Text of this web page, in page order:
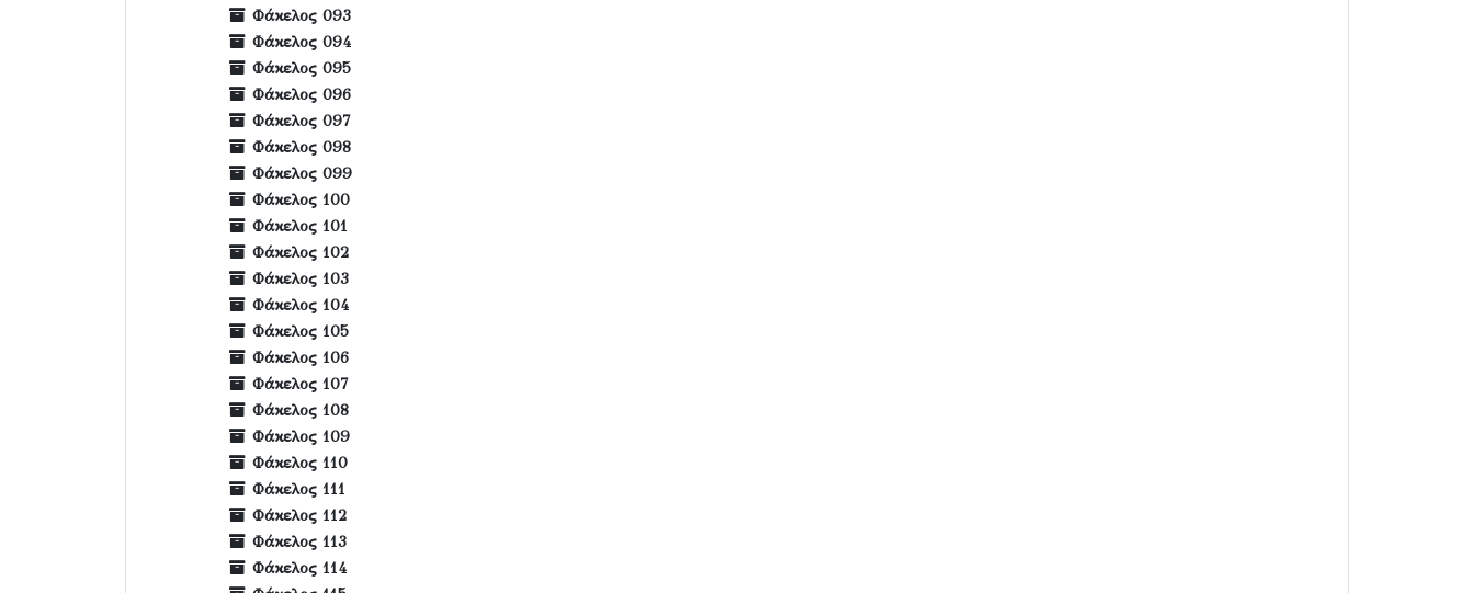
Φάκελος 093
Φάκελος 094
Φάκελος 095
Φάκελος 096
Φάκελος 097
Φάκελος 098
Φάκελος 099
Φάκελος 100
Φάκελος 101
Φάκελος 102
Φάκελος 103
Φάκελος 104
Φάκελος 105
Φάκελος 106
Φάκελος 107
Φάκελος 108
Φάκελος 109
Φάκελος 110
Φάκελος 111
Φάκελος 112
Φάκελος 113
Φάκελος 114